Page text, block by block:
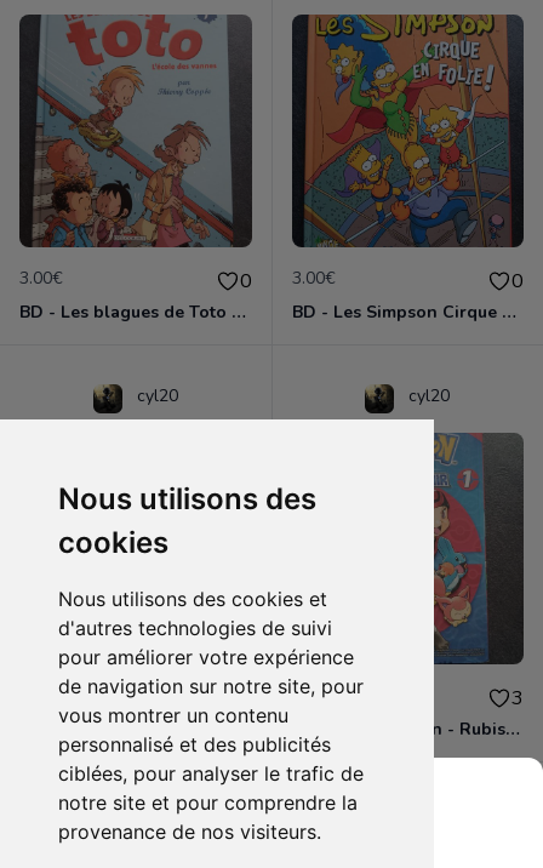
Nous utilisons des
cookies
Nous utilisons des cookies et
d'autres technologies de suivi
pour améliorer votre expérience
de navigation sur notre site, pour
vous montrer un contenu
personnalisé et des publicités
ciblées, pour analyser le trafic de
notre site et pour comprendre la
provenance de nos visiteurs.
3.00€ 0
BD - Les blagues de Toto - L'école des vannes - Tome 1
3.00€ 0
BD - Les Simpson Cirque en folie ! - Tome 11
cyl20
3.00€ 0
BD - Les Simpson - Sous les projecteurs - Tome 13
cyl20
4.00€ 3
Manga - Pokémon - Rubis et Saphir - Tome 1